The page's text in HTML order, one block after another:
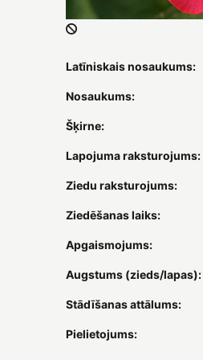
Latīniskais nosaukums:
Nosaukums:
Šķirne:
Lapojuma raksturojums:
Ziedu raksturojums:
Ziedēšanas laiks:
Apgaismojums:
Augstums (zieds/lapas):
Stādīšanas attālums:
Pielietojums: